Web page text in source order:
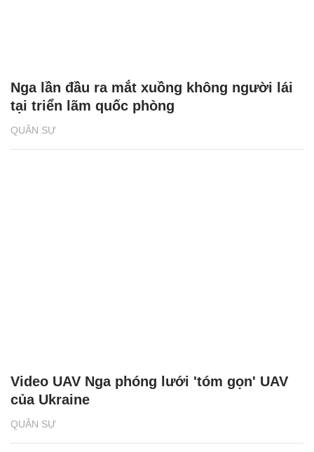
QUÂN SỰ
Nga lần đầu ra mắt xuồng không người lái
tại triển lãm quốc phòng
QUÂN SỰ
Video UAV Nga phóng lưới 'tóm gọn' UAV
của Ukraine